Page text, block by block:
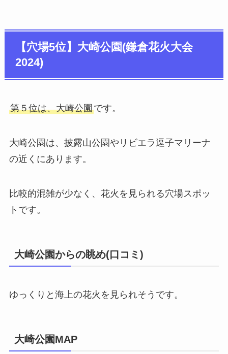
【穴場5位】大崎公園(鎌倉花火大会
2024)
第５位は、大崎公園です。
大崎公園は、披露山公園やリビエラ逗子マリーナ
の近くにあります。
比較的混雑が少なく、花火を見られる穴場スポッ
トです。
大崎公園からの眺め(口コミ)
ゆっくりと海上の花火を見られそうです。
大崎公園MAP